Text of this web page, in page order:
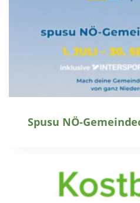
Spusu NÖ-